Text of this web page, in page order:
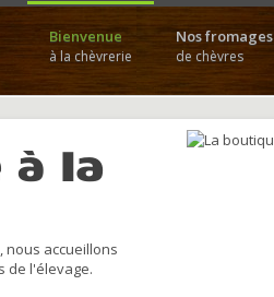
Bienvenue
à la chèvrerie
Nos fromages
de chèvres
à la
nous accueillons
de l'élevage.